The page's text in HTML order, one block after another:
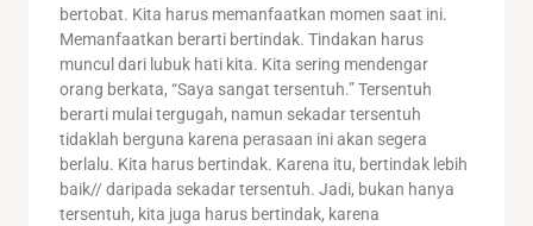
bertobat. Kita harus memanfaatkan momen saat ini.
Memanfaatkan berarti bertindak. Tindakan harus
muncul dari lubuk hati kita. Kita sering mendengar
orang berkata, “Saya sangat tersentuh.” Tersentuh
berarti mulai tergugah, namun sekadar tersentuh
tidaklah berguna karena perasaan ini akan segera
berlalu. Kita harus bertindak. Karena itu, bertindak lebih
baik// daripada sekadar tersentuh. Jadi, bukan hanya
tersentuh, kita juga harus bertindak, karena